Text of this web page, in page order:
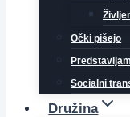
Očki pišejo
Socialni
Družina